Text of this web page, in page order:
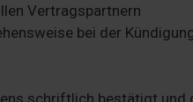
Vertragspartnern
bei der